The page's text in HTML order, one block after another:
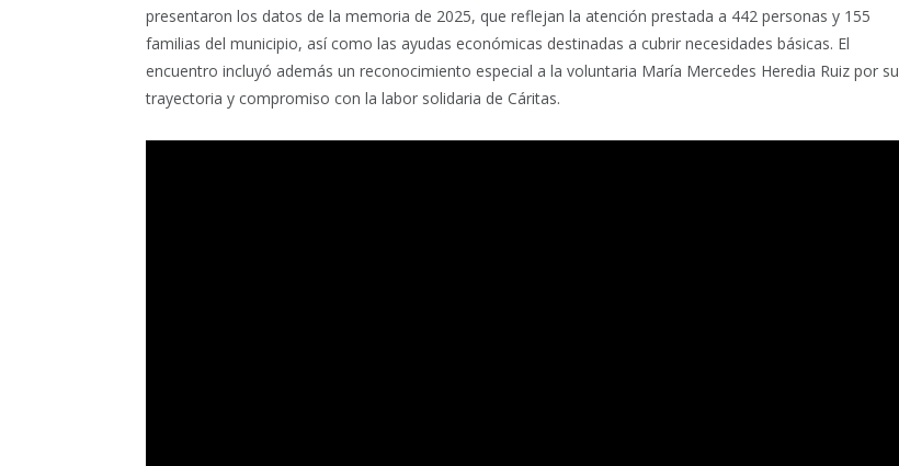
presentaron los datos de la memoria de 2025, que reflejan la atención prestada a 442 personas y 155
familias del municipio, así como las ayudas económicas destinadas a cubrir necesidades básicas. El
encuentro incluyó además un reconocimiento especial a la voluntaria María Mercedes Heredia Ruiz por su
trayectoria y compromiso con la labor solidaria de Cáritas.